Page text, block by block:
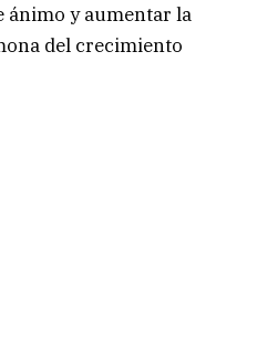
ánimo y aumentar la
del crecimiento